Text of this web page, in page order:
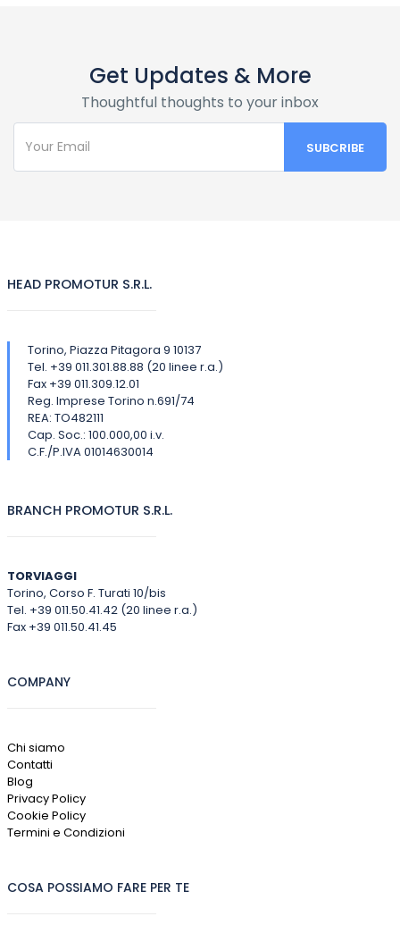
Get Updates & More
Thoughtful thoughts to your inbox
HEAD PROMOTUR S.R.L.
Torino, Piazza Pitagora 9 10137
Tel. +39 011.301.88.88 (20 linee r.a.)
Fax +39 011.309.12.01
Reg. Imprese Torino n.691/74
REA: TO482111
Cap. Soc.: 100.000,00 i.v.
C.F./P.IVA 01014630014
BRANCH PROMOTUR S.R.L.
TORVIAGGI
Torino, Corso F. Turati 10/bis
Tel. +39 011.50.41.42 (20 linee r.a.)
Fax +39 011.50.41.45
COMPANY
Chi siamo
Contatti
Blog
Privacy Policy
Cookie Policy
Termini e Condizioni
COSA POSSIAMO FARE PER TE